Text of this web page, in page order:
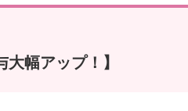
幅アップ！】